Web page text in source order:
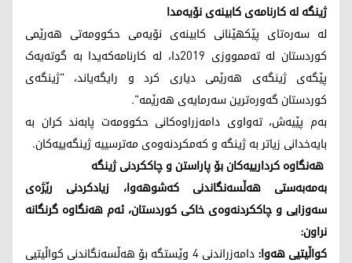
ژینگە لە کارنامەی کابینەی نۆیەمدا
لە سەرەتای پێکهێنانی کابینەی نۆیەمی حکوومەتی هەرێمی
کوردستان لە تەممووزی 2019دا، لە کارنامەکەیدا بە گوتەیەک
پێگەی ژینگەی هەرێمی دیاری کرد و رایگەیاند، "ژینگەی
كوردستان گەورەترین سەرمایەی هەرێمە".
بەم پێیەش، تەواوی دامەزراوەکانی حکوومەت پابەند کران بە
بایەخدانی زیاتر بە ژینگە و کەمکردنەوەی مەترسییە ژینگەییەکان.
هەنگاوە کردارییەکان بۆ پاراستن و چاککردنی ژینگە
بەمەبەستی هەڵسەنگاندنی کەشوهەوا، زیادکردنی رێژەی
سەوزایی و چاککردنەوەی خاکی کوردستان، ئەم هەنگاوە گرنگانە
نراون:
کواڵیتیی هەوا:
دامەزراندنی 4 وێستگە بۆ هەڵسەنگاندنی کواڵیتیی